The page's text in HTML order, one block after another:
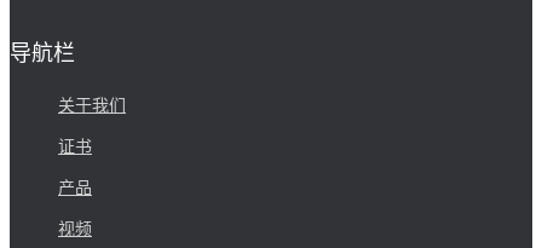
导航栏
关于我们
证书
产品
视频